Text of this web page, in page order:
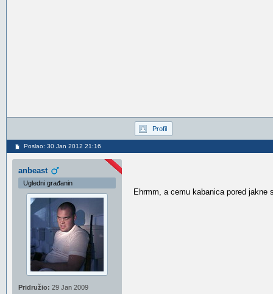
Profil
Poslao: 30 Jan 2012 21:16
anbeast
Ugledni građanin
Pridružio: 29 Jan 2009
Ehrmm, a cemu kabanica pored jakne